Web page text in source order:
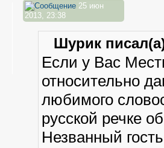
25 июн
2013, 23:38
Шурик
Если у Вас
относительно
любимого
русской речке
Незванный гость